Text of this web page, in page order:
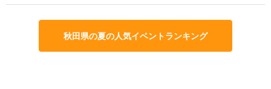
秋田県の夏の人気イベントランキング